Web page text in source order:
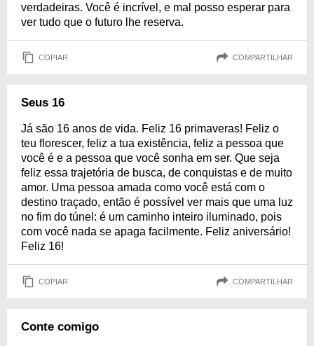
verdadeiras. Você é incrível, e mal posso esperar para
ver tudo que o futuro lhe reserva.
COPIAR COMPARTILHAR
Seus 16
Já são 16 anos de vida. Feliz 16 primaveras! Feliz o
teu florescer, feliz a tua existência, feliz a pessoa que
você é e a pessoa que você sonha em ser. Que seja
feliz essa trajetória de busca, de conquistas e de muito
amor. Uma pessoa amada como você está com o
destino traçado, então é possível ver mais que uma luz
no fim do túnel: é um caminho inteiro iluminado, pois
com você nada se apaga facilmente. Feliz aniversário!
Feliz 16!
COPIAR COMPARTILHAR
Conte comigo